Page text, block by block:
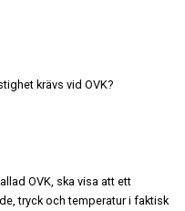
OVK, ska visa att ett
tryck och temperatur i faktisk